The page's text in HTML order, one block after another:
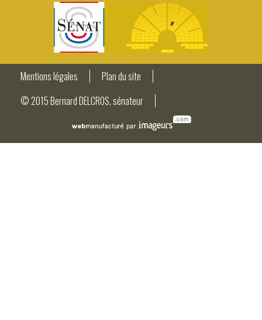
Mentions légales
Plan du site
© 2015 Bernard DELCROS, sénateur